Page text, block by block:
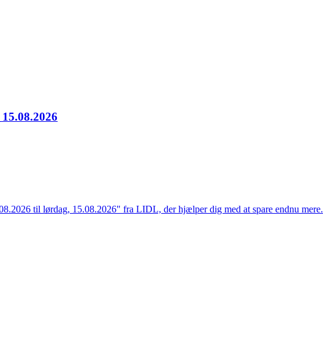
til lørdag, 15.08.2026" fra LIDL, der hjælper dig med at spare endnu mere.